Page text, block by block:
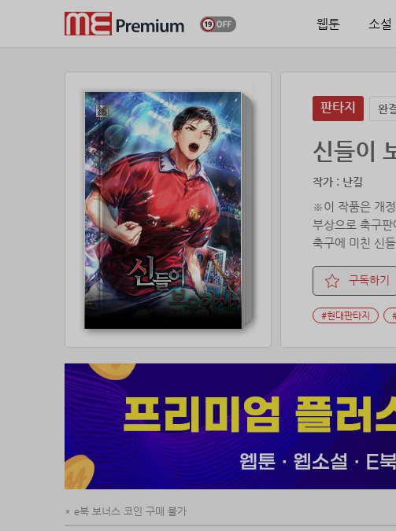
웹툰 소설
판타지 완
신들이
작가 : 난길
※이 작품은 개정
부상으로 축구판
축구에 미친 신
“우리가 선수를
띠링!
[스킬 ‘미래예측
신들이 보우하는
구독하기
#현대판타지
e북 보너스 코인 구매 불가